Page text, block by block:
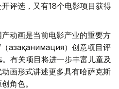
评选，又有18个电影项目获得
动画是当前电影产业的重要方
Қазақанимация）创意项目评
有关项目将进一步丰富儿童及
画形式讲述更多具有哈萨克斯
角色。